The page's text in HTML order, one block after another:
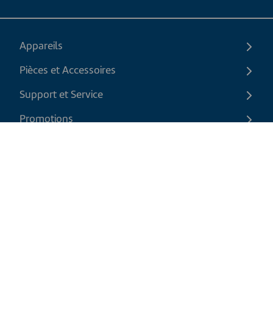
Appareils
Pièces et Accessoires
Support et Service
Promotions